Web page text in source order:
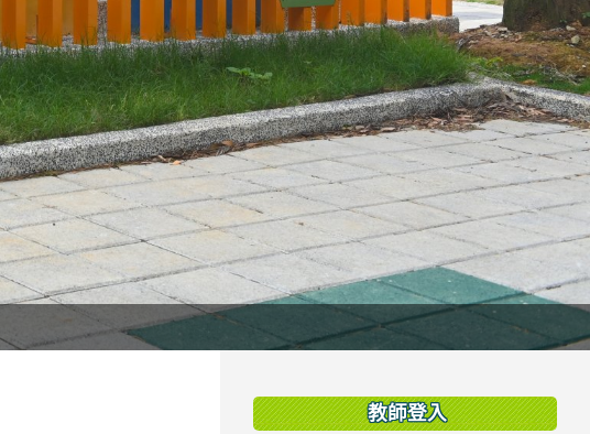
教師登入